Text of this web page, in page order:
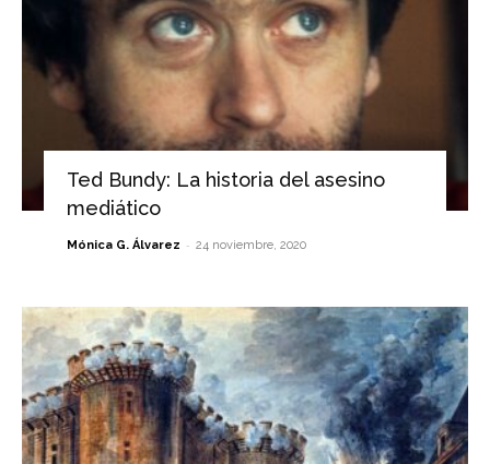
Ted Bundy: La historia del asesino
mediático
Mónica G. Álvarez - 24 noviembre, 2020